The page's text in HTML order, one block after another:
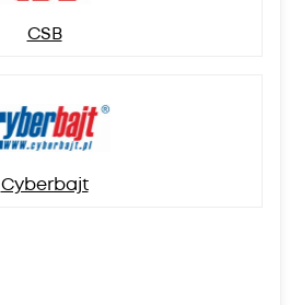
CSB
Cyberbajt